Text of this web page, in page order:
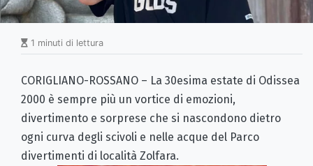
1 minuti di lettura
CORIGLIANO-ROSSANO – La 30esima estate di Odissea
2000 è sempre più un vortice di emozioni,
divertimento e sorprese che si nascondono dietro
ogni curva degli scivoli e nelle acque del Parco
divertimenti di località Zolfara.